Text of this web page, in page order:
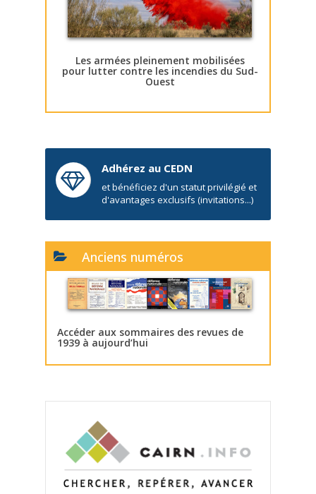
Les armées pleinement mobilisées
pour lutter contre les incendies du Sud-
Ouest
Adhérez au CEDN
et bénéficiez d'un statut privilégié et
d'avantages exclusifs (invitations...)
Anciens numéros
Accéder aux sommaires des revues de
1939 à aujourd’hui